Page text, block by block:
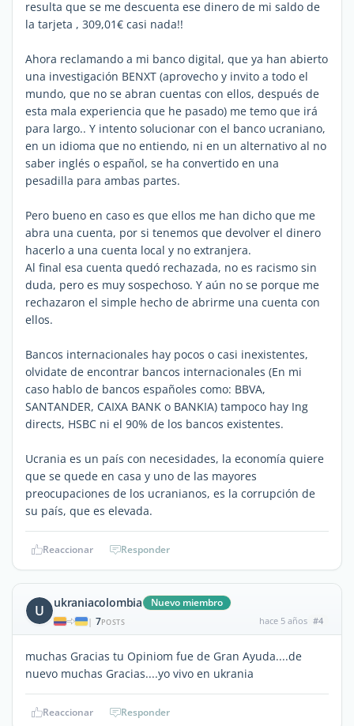
resulta que se me descuenta ese dinero de mi saldo de
la tarjeta , 309,01€ casi nada!!
Ahora reclamando a mi banco digital, que ya han abierto
una investigación BENXT (aprovecho y invito a todo el
mundo, que no se abran cuentas con ellos, después de
esta mala experiencia que he pasado) me temo que irá
para largo.. Y intento solucionar con el banco ucraniano,
en un idioma que no entiendo, ni en un alternativo al no
saber inglés o español, se ha convertido en una
pesadilla para ambas partes.
Pero bueno en caso es que ellos me han dicho que me
abra una cuenta, por si tenemos que devolver el dinero
hacerlo a una cuenta local y no extranjera.
Al final esa cuenta quedó rechazada, no es racismo sin
duda, pero es muy sospechoso. Y aún no se porque me
rechazaron el simple hecho de abrirme una cuenta con
ellos.
Bancos internacionales hay pocos o casi inexistentes,
olvidate de encontrar bancos internacionales (En mi
caso hablo de bancos españoles como: BBVA,
SANTANDER, CAIXA BANK o BANKIA) tampoco hay Ing
directs, HSBC ni el 90% de los bancos existentes.
Ucrania es un país con necesidades, la economía quiere
que se quede en casa y uno de las mayores
preocupaciones de los ucranianos, es la corrupción de
su país, que es elevada.
Reaccionar Responder
U ukraniacolombia Nuevo miembro
| 7POSTS hace 5 años #4
muchas Gracias tu Opiniom fue de Gran Ayuda....de
nuevo muchas Gracias....yo vivo en ukrania
Reaccionar Responder